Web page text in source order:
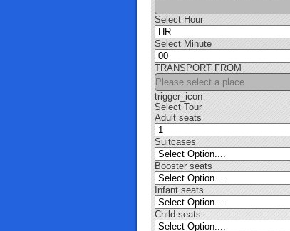
Select Hour
Select Minute
TRANSPORT FROM
trigger_icon
Select Tour
Adult seats
Suitcases
Booster seats
Infant seats
Child seats